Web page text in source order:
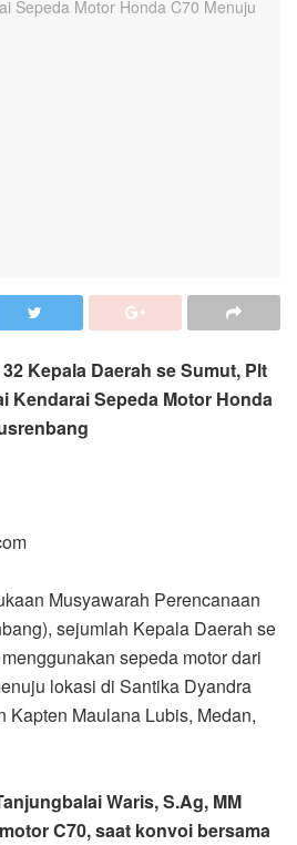
Kepala Daerah se Sumut, Plt
Kendarai Sepeda Motor Honda
Musyawarah Perencanaan
sejumlah Kepala Daerah se
sepeda motor dari
lokasi di Santika Dyandra
Kapten Maulana Lubis, Medan,
Waris, S.Ag, MM
C70, saat konvoi bersama